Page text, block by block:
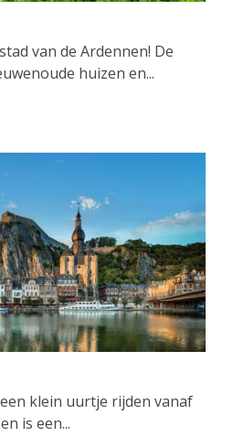
van de Ardennen! De
huizen en...
klein uurtje rijden vanaf
is een...